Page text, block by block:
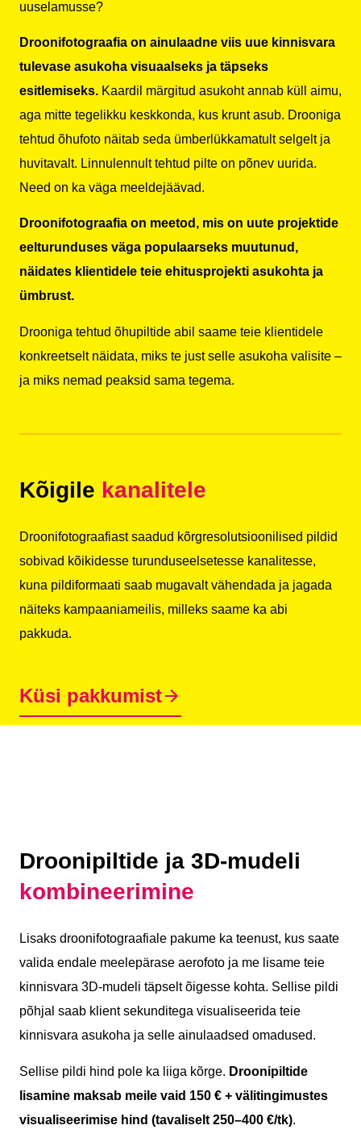
uuselamusse?
Droonifotograafia on ainulaadne viis uue kinnisvara
tulevase asukoha visuaalseks ja täpseks
esitlemiseks. Kaardil märgitud asukoht annab küll aimu,
aga mitte tegelikku keskkonda, kus krunt asub. Drooniga
tehtud õhufoto näitab seda ümberlükkamatult selgelt ja
huvitavalt. Linnulennult tehtud pilte on põnev uurida.
Need on ka väga meeldejäävad.
Droonifotograafia on meetod, mis on uute projektide
eelturunduses väga populaarseks muutunud,
näidates klientidele teie ehitusprojekti asukohta ja
ümbrust.
Drooniga tehtud õhupiltide abil saame teie klientidele
konkreetselt näidata, miks te just selle asukoha valisite –
ja miks nemad peaksid sama tegema.
Kõigile kanalitele
Droonifotograafiast saadud kõrgresolutsioonilised pildid
sobivad kõikidesse turunduseelsetesse kanalitesse,
kuna pildiformaati saab mugavalt vähendada ja jagada
näiteks kampaaniameilis, milleks saame ka abi
pakkuda.
Küsi pakkumist
Droonipiltide ja 3D-mudeli
kombineerimine
Lisaks droonifotograafiale pakume ka teenust, kus saate
valida endale meelepärase aerofoto ja me lisame teie
kinnisvara 3D-mudeli täpselt õigesse kohta. Sellise pildi
põhjal saab klient sekunditega visualiseerida teie
kinnisvara asukoha ja selle ainulaadsed omadused.
Sellise pildi hind pole ka liiga kõrge. Droonipiltide
lisamine maksab meile vaid 150 € + välitingimustes
visualiseerimise hind (tavaliselt 250–400 €/tk).